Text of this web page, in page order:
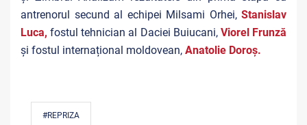
antrenorul secund al echipei Milsami Orhei,Stanislav
Luca,fostul tehnician al Daciei Buiucani,Viorel Frunză
și fostul internațional moldovean, Anatolie Doroș.
#REPRIZA